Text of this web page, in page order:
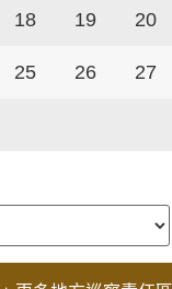
18 19 20
25 26 27